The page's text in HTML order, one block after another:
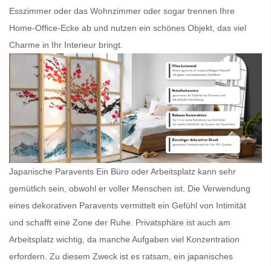
Esszimmer oder das Wohnzimmer oder sogar trennen Ihre
Home-Office-Ecke ab und nutzen ein schönes Objekt, das viel
Charme in Ihr Interieur bringt.
Japanische Paravents Ein Büro oder Arbeitsplatz kann sehr
gemütlich sein, obwohl er voller Menschen ist. Die Verwendung
eines dekorativen Paravents vermittelt ein Gefühl von Intimität
und schafft eine Zone der Ruhe. Privatsphäre ist auch am
Arbeitsplatz wichtig, da manche Aufgaben viel Konzentration
erfordern. Zu diesem Zweck ist es ratsam, ein japanisches